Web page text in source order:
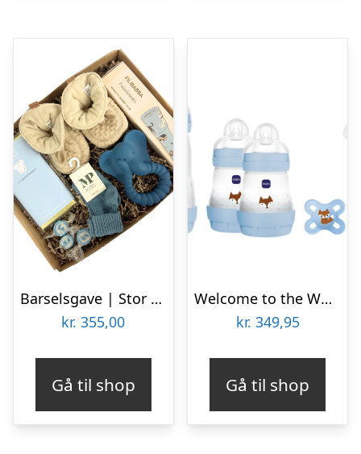
Barselsgave | Stor blå gave til far og baby
kr. 355,00
Gå til shop
Welcome to the World Gift Set Blue
kr. 349,95
Gå til shop